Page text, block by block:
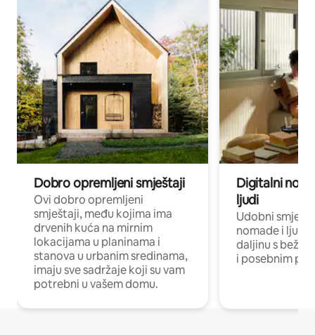
Dobro opremljeni smještaji
Ovi dobro opremljeni
smještaji, među kojima ima
drvenih kuća na mirnim
lokacijama u planinama i
stanova u urbanim sredinama,
imaju sve sadržaje koji su vam
potrebni u vašem domu.
Digitalni
ljudi
Udobni
nomade i ljude
daljinu s
i posebnim